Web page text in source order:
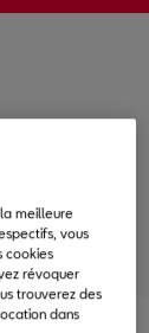
meilleure
vous
cookies
révoquer
trouverez des
dans